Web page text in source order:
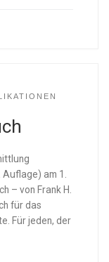
Auflage) am 1.
– von Frank H.
für das
Für jeden, der